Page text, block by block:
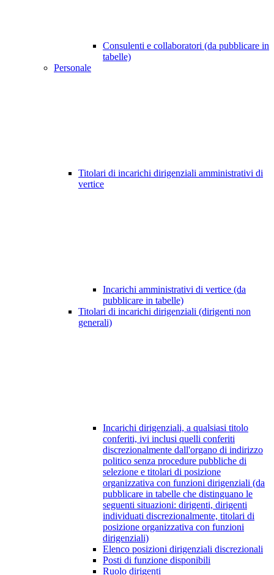
Consulenti e collaboratori (da pubblicare in
tabelle)
Personale
Titolari di incarichi dirigenziali amministrativi di
vertice
Incarichi amministrativi di vertice (da
pubblicare in tabelle)
Titolari di incarichi dirigenziali (dirigenti non
generali)
Incarichi dirigenziali, a qualsiasi titolo
conferiti, ivi inclusi quelli conferiti
discrezionalmente dall'organo di indirizzo
politico senza procedure pubbliche di
selezione e titolari di posizione
organizzativa con funzioni dirigenziali (da
pubblicare in tabelle che distinguano le
seguenti situazioni: dirigenti, dirigenti
individuati discrezionalmente, titolari di
posizione organizzativa con funzioni
dirigenziali)
Elenco posizioni dirigenziali discrezionali
Posti di funzione disponibili
Ruolo dirigenti